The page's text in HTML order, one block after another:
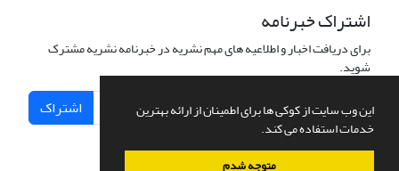
این وب سایت از کوکی ها برای اطمینان از ارائه بهترین
خدمات استفاده می کند.
متوجه شدم
اشتراک خبرنامه
برای دریافت اخبار و اطلاعیه های مهم نشریه در خبرنامه نشریه مشترک
شوید.
اشتراک